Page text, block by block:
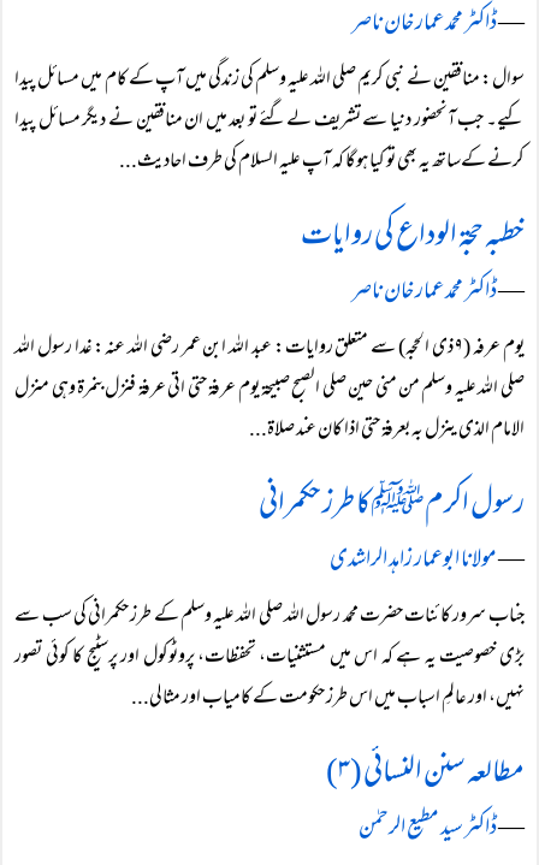
―ڈاکٹر محمد عمار خان ناصر
سوال: منافقین نے نبی کریم صلی اللہ علیہ وسلم کی زندگی میں آپ کے کام میں مسائل پیدا
کیے۔ جب آنحضور دنیا سے تشریف لےگئے تو بعد میں ان منافقین نے دیگر مسائل پیدا
کرنے کےساتھ یہ بھی تو کیا ہوگا کہ آپ علیہ السلام کی طرف احادیث...
خطبہ حجۃ الوداع کی روایات
―ڈاکٹر محمد عمار خان ناصر
یوم عرفہ (۹ ذی الحجہ) سے متعلق روایات: عبد اللہ ابن عمر رضی اللہ عنہ: غدا رسول اللہ
صلی اللہ علیہ وسلم من منی حین صلی الصبح صبیحۃ یوم عرفۃ حتی اتی عرفۃ فنزل بنمرۃ وہی منزل
الامام الذی ینزل بہ بعرفۃ حتی اذا کان عند صلاۃ...
رسول اکرمﷺ کا طرز حکمرانی
―مولانا ابوعمار زاہد الراشدی
جناب سرور کائنات حضرت محمد رسول اللہ صلی اللہ علیہ وسلم کے طرز حکمرانی کی سب سے
بڑی خصوصیت یہ ہے کہ اس میں مستثنیات، تحفظات، پروٹوکول اور پرسٹیج کا کوئی تصور
نہیں، اور عالمِ اسباب میں اس طرز حکومت کے کامیاب اور مثالی...
مطالعہ سنن النسائی (۳)
―ڈاکٹر سید مطیع الرحمٰن